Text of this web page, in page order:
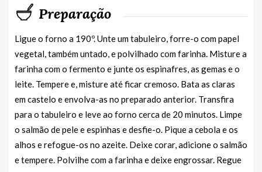
Preparação
Ligue o forno a 190º. Unte um tabuleiro, forre-o com papel
vegetal, também untado, e polvilhado com farinha. Misture a
farinha com o fermento e junte os espinafres, as gemas e o
leite. Tempere e, misture até ficar cremoso. Bata as claras
em castelo e envolva-as no preparado anterior. Transfira
para o tabuleiro e leve ao forno cerca de 20 minutos. Limpe
o salmão de pele e espinhas e desfie-o. Pique a cebola e os
alhos e refogue-os no azeite. Deixe corar, adicione o salmão
e tempere. Polvilhe com a farinha e deixe engrossar. Regue